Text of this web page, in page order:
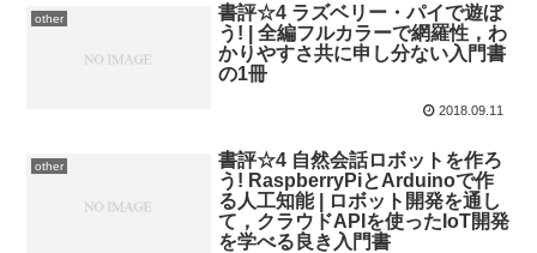
other
書評☆4 ラズベリー・パイで遊ぼ
う! | 全編フルカラーで網羅性，わ
かりやすさ共に申し分ない入門書
の1冊
2018.09.11
other
書評☆4 自然会話ロボットを作ろ
う! RaspberryPiとArduinoで作
る人工知能 | ロボット開発を通し
て，クラウドAPIを使ったIoT開発
を学べる良き入門書